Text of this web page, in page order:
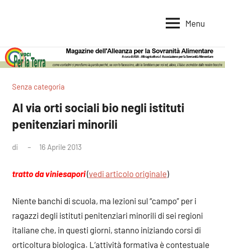
per
la
Terra
per
la
Alimentare
Menu
Senza categoria
Al via orti sociali bio negli istituti
penitenziari minorili
di 16 Aprile 2013
tratto da viniesapori(vedi articolo originale)
Niente banchi di scuola, ma lezioni sul “campo” per i
ragazzi degli istituti penitenziari minorili di sei regioni
italiane che, in questi giorni, stanno iniziando corsi di
orticoltura biologica. L’attività formativa è contestuale